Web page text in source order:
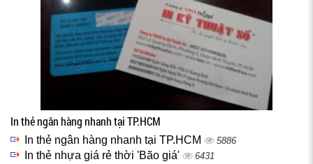
In thẻ ngân hàng nhanh tại TP.HCM
In thẻ ngân hàng nhanh tại TP.HCM 5886
In thẻ nhựa giá rẻ thời 'Bão giá' 6431